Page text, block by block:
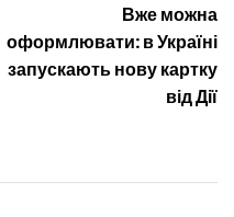
Вже можна
оформлювати: в Україні
запускають нову картку
від Дії